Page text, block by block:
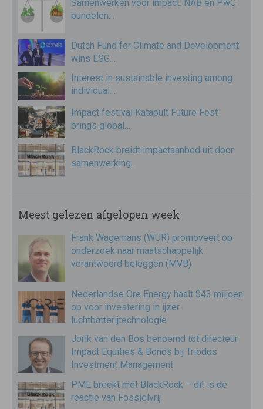
Samenwerken voor impact: NAB en PwC
bundelen…
Dutch Fund for Climate and Development
wins ESG…
Interest in sustainable investing among
individual…
Impact festival Katapult Future Fest
brings global…
BlackRock breidt impactaanbod uit door
samenwerking…
Meest gelezen afgelopen week
Frank Wagemans (WUR) promoveert op
onderzoek naar maatschappelijk
verantwoord beleggen (MVB)
Nederlandse Ore Energy haalt $43 miljoen
op voor investering in ijzer-
luchtbatterijtechnologie
Jorik van den Bos benoemd tot directeur
Impact Equities & Bonds bij Triodos
Investment Management
PME breekt met BlackRock – dit is de
reactie van Fossielvrij